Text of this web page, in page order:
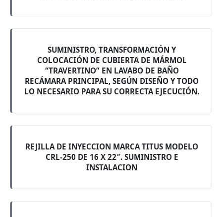
SUMINISTRO, TRANSFORMACIÓN Y
COLOCACIÓN DE CUBIERTA DE MÁRMOL
“TRAVERTINO” EN LAVABO DE BAÑO
RECÁMARA PRINCIPAL, SEGÚN DISEÑO Y TODO
LO NECESARIO PARA SU CORRECTA EJECUCIÓN.
REJILLA DE INYECCION MARCA TITUS MODELO
CRL-250 DE 16 X 22″. SUMINISTRO E
INSTALACION